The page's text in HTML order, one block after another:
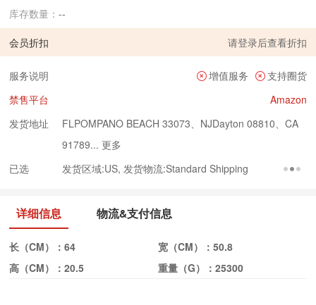
库存数量：--
会员折扣 请登录后查看折扣
服务说明 增值服务
支持圈货
禁售平台
Amazon
发货地址
FLPOMPANO BEACH 33073、NJDayton 08810、CA
91789... 更多
已选
发货区域:US, 发货物流:Standard Shipping
详细信息 物流&支付信息
长（CM）：64 宽（CM）： 50.8
高（CM）：20.5 重量（G）： 25300